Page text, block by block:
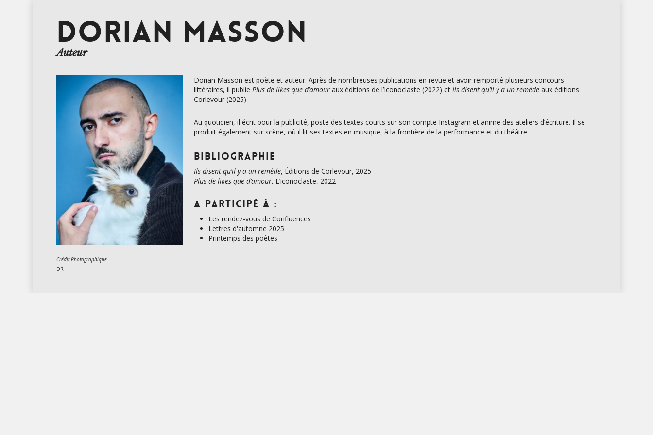
DORIAN MASSON
Auteur
Crédit Photographique:
DR
Dorian Masson est poète et auteur. Après de nombreuses publications en revue et avoir remporté plusieurs concours
littéraires, il publiePlus de likes que d’amour aux éditions de l’Iconoclaste (2022) etIls disent qu’il y a un remède aux éditions
Corlevour (2025)
Au quotidien, il écrit pour la publicité, poste des textes courts sur son compte Instagram et anime des ateliers d’écriture. Il se
produit également sur scène, où il lit ses textes en musique, à la frontière de la performance et du théâtre.
Bibliographie
Ils disent qu’il y a un remède, Éditions de Corlevour, 2025
Plus de likes que d’amour, L’iconoclaste, 2022
A participé à :
Les rendez-vous de Confluences
Lettres d'automne 2025
Printemps des poètes